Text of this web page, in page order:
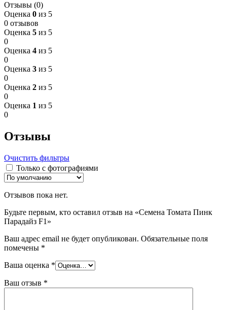
Отзывы (0)
Оценка 0 из 5
0 отзывов
Оценка 5 из 5
0
Оценка 4 из 5
0
Оценка 3 из 5
0
Оценка 2 из 5
0
Оценка 1 из 5
0
Отзывы
Очистить фильтры
Только с фотографиями
Отзывов пока нет.
Будьте первым, кто оставил отзыв на «Семена Томата Пинк
Парадайз F1»
Ваш адрес email не будет опубликован. Обязательные поля
помечены *
Ваша оценка *
Ваш отзыв *